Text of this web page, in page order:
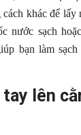
cách khác để
nước sạch
bạn làm
lên